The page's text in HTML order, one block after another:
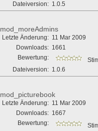
Dateiversion: 1.0.5
mod_moreAdmins
Letzte Änderung: 11 Mar 2009
Downloads: 1661
Bewertung:
Dateiversion: 1.0.6
mod_picturebook
Letzte Änderung: 11 Mar 2009
Downloads: 1667
Bewertung: